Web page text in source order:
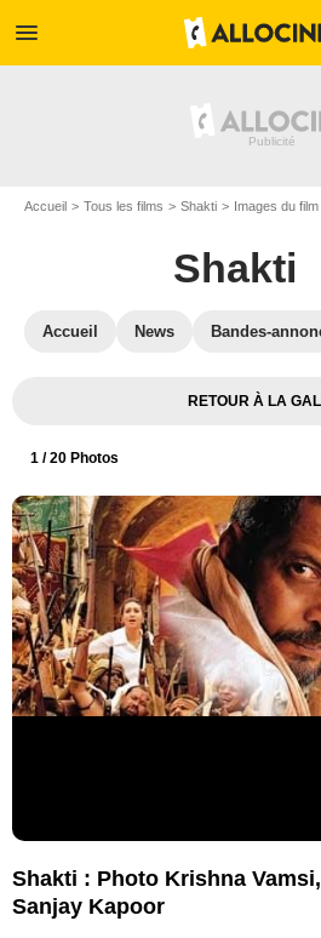
menu
Accueil Tous les films Shakti Images du
Shakti
Accueil News Bandes-
RETOUR À LA
1 / 20 Photos
Shakti : Photo Krishna
Sanjay Kapoor